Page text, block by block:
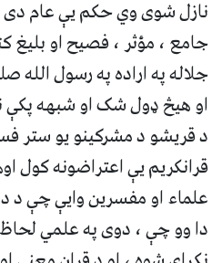
نازل شوی وي حکم یې عام دی
جامع ، مؤثر ، فصیح او
جلاله په اراده په رسول
او هیڅ ډول شک او شبهه پکې
د قریشو د مشرکینو یو ستر
قرانکریم یې اعتراضونه کول
علماء او مفسرین وايې چې
دا وو چې ، دوی په علمي